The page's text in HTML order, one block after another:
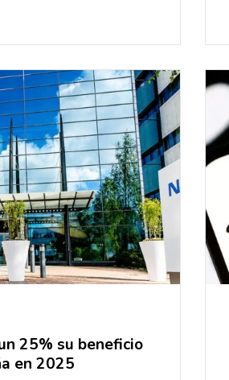
25% su beneficio
en 2025